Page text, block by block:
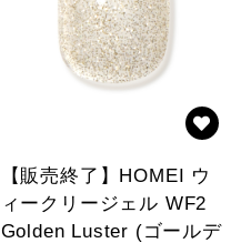
【販売終了】HOMEI ウ
ィークリージェル WF2
Golden Luster (ゴールデ